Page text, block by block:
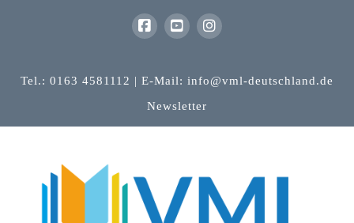
Tel.: 0163 4581112 | E-Mail: info@vml-deutschland.de
Newsletter